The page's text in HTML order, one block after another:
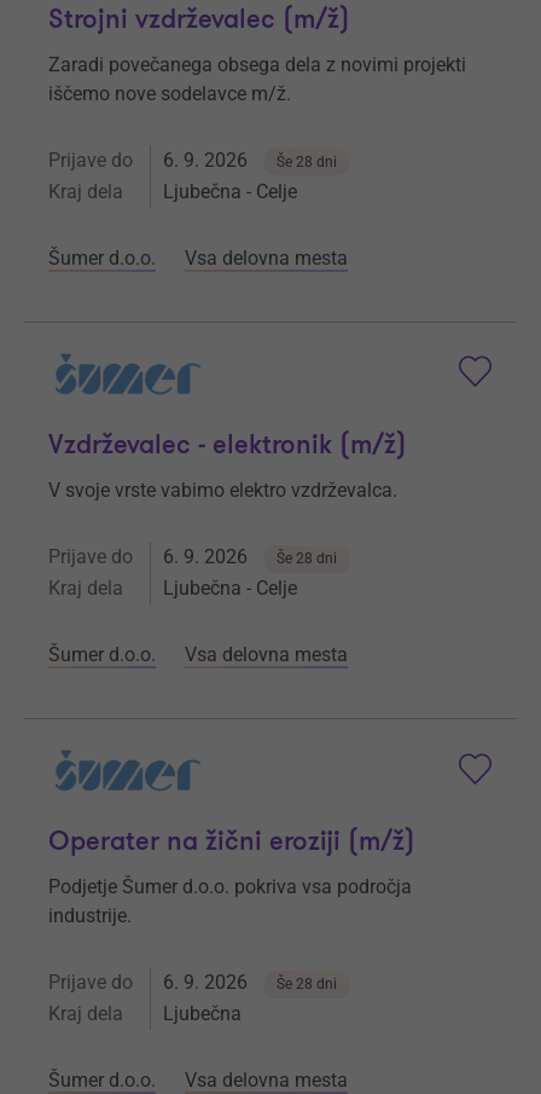
Strojni vzdrževalec (m/ž)
Zaradi povečanega obsega dela z novimi projekti
iščemo nove sodelavce m/ž.
Prijave do 6. 9. 2026 Še 28 dni
Kraj dela Ljubečna - Celje
Šumer d.o.o. Vsa delovna mesta
Vzdrževalec - elektronik (m/ž)
V svoje vrste vabimo elektro vzdrževalca.
Prijave do 6. 9. 2026 Še 28 dni
Kraj dela Ljubečna - Celje
Šumer d.o.o. Vsa delovna mesta
Operater na žični eroziji (m/ž)
Podjetje Šumer d.o.o. pokriva vsa področja
industrije.
Prijave do 6. 9. 2026 Še 28 dni
Kraj dela Ljubečna
Šumer d.o.o. Vsa delovna mesta